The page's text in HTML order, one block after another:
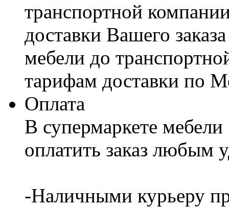
транспортной
доставки Вашего
мебели до
тарифам доставки по
Оплата
В супермаркете
оплатить заказ любым
-Наличными курьеру